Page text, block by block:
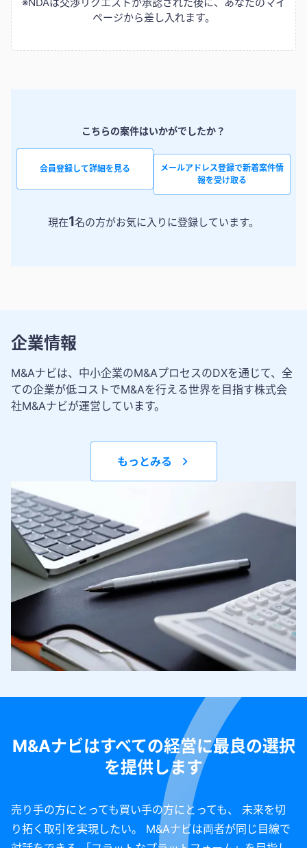
ページから差し入れます。
こちらの案件はいかがでしたか？
会員登録して詳細を見る
メールアドレス登録で新着案件情
報を受け取る
現在1名の方がお気に入りに登録しています。
企業情報
M&Aナビは、中小企業のM&AプロセスのDXを通じて、全
ての企業が低コストでM&Aを行える世界を目指す株式会
社M&Aナビが運営しています。
もっとみる
M&Aナビはすべての経営に最良の選択
を提供します
売り手の方にとっても買い手の方にとっても、 未来を切
り拓く取引を実現したい。 M&Aナビは両者が同じ目線で